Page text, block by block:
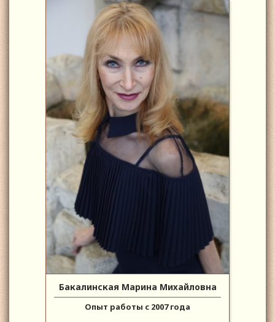
Бакалинская Марина Михайловна
Опыт работы с 2007 года